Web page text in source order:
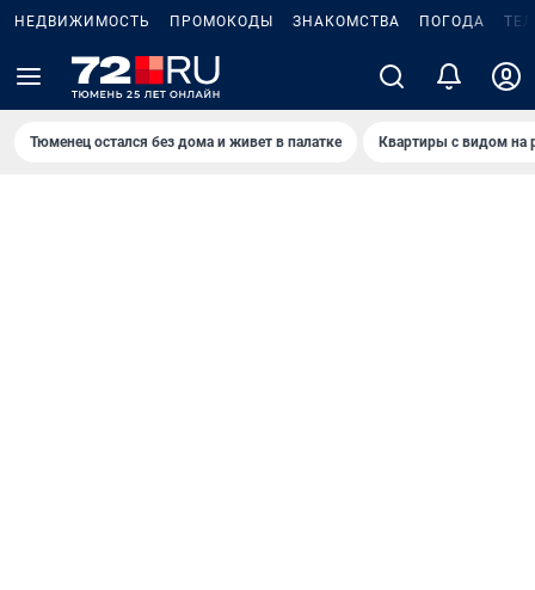
НЕДВИЖИМОСТЬ ПРОМОКОДЫ ЗНАКОМСТВА ПОГОДА
Тюменец остался без дома и живет в палатке Квартиры с видом на